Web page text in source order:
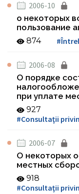
2006-10
о некоторых
пользование
874
2006-08
О порядке
при уплате
927
#Consultaţii
2006-07
О некоторых
местных
918
#Consultaţii